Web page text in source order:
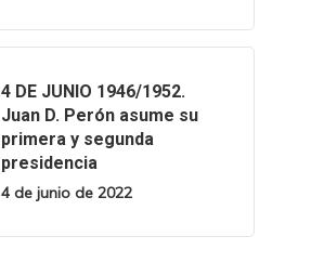
4 DE JUNIO 1946/1952.
Juan D. Perón asume su
primera y segunda
presidencia
4 de junio de 2022